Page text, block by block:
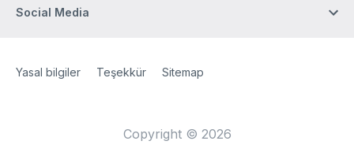
Social Media
Site Web
[Website information]
Yasal bilgiler Teşekkür Sitemap
Copyright © 2026